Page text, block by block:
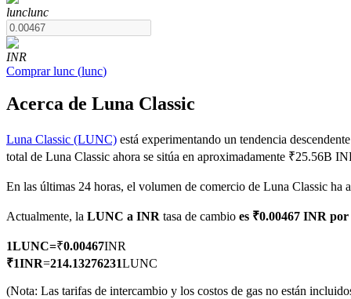
Futuros que utilizan USDT como garantía
TradFi
Derivados de acciones, divisas, metales preciosos y materias
lunclunc
INR
Comprar lunc (lunc)
Acerca de Luna Classic
Luna Classic (LUNC) está experimentando un tendencia
total de Luna Classic ahora se sitúa en aproximadamente ₹25.56B
En las últimas 24 horas, el volumen de comercio de Luna Classic ha
Actualmente, la LUNC a INR tasa de cambio es ₹0.00467 INR
1LUNC=₹0.00467INR
₹1INR=214.13276231LUNC
(Nota: Las tarifas de intercambio y los costos de gas no están